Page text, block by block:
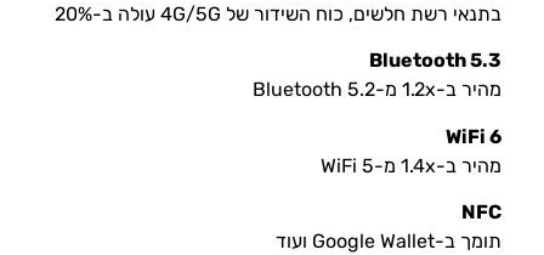
בתנאי רשת חלשים, כוח השידור של 4G/5G עולה ב-20%
Bluetooth 5.3
מהיר ב-1.2x מ-Bluetooth 5.2
WiFi 6
מהיר ב-1.4x מ-WiFi 5
NFC
תומך ב-Google Wallet ועוד